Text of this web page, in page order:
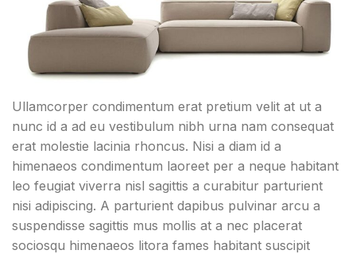
Ullamcorper condimentum erat pretium velit at ut a
nunc id a ad eu vestibulum nibh urna nam consequat
erat molestie lacinia rhoncus. Nisi a diam id a
himenaeos condimentum laoreet per a neque habitant
leo feugiat viverra nisl sagittis a curabitur parturient
nisi adipiscing. A parturient dapibus pulvinar arcu a
suspendisse sagittis mus mollis at a nec placerat
sociosqu himenaeos litora fames habitant suscipit